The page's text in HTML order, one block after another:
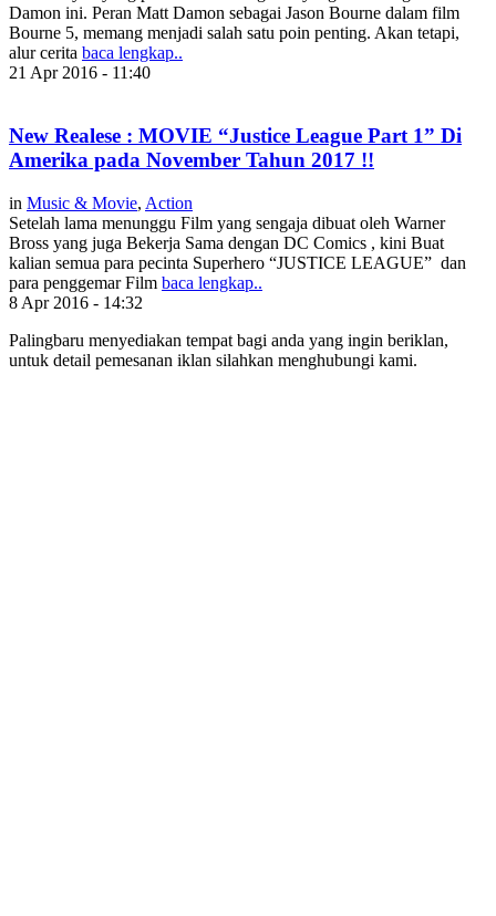
Damon ini. Peran Matt Damon sebagai Jason Bourne dalam film
Bourne 5, memang menjadi salah satu poin penting. Akan tetapi,
alur cerita baca lengkap..
21 Apr 2016 - 11:40
New Realese : MOVIE “Justice League Part 1” Di
Amerika pada November Tahun 2017 !!
in Music & Movie, Action
Setelah lama menunggu Film yang sengaja dibuat oleh Warner
Bross yang juga Bekerja Sama dengan DC Comics , kini Buat
kalian semua para pecinta Superhero “JUSTICE LEAGUE” dan
para penggemar Film baca lengkap..
8 Apr 2016 - 14:32
Palingbaru menyediakan tempat bagi anda yang ingin beriklan,
untuk detail pemesanan iklan silahkan menghubungi kami.